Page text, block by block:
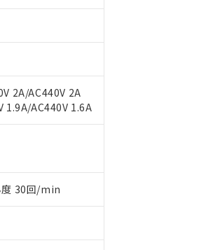
2A/AC440V 2A
1.9A/AC440V 1.6A
30回/min
となる商品もあることをご了承ください。
とは異なる場合があることをご了承くださ
ワーク
」をご確認ください。
三者に漏洩または開示しないようお願いしま
ただくには、I-Webメンバーズにご登録され
トについて、当社および当社の共同利用者
に必要な範囲で利用することをご了承くだ
を確認しています。
があります。
ポリ臭化ジフェニルエーテル類) : 1000ppm、
、 BBP(フタル酸ブチルベンジル) : 1000ppm、
を示します。
、環境に深刻な影響を及ぼさない年数を意
および3の内容を当該第三者に通知します。
輸出するおそれがある場合は、取り引きをい
キャンセル